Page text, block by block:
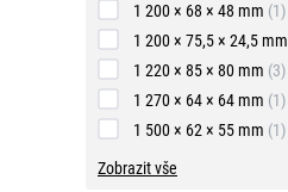
1 200 × 68 × 48 mm (1)
1 200 × 75,5 × 24,5 mm
1 220 × 85 × 80 mm (3)
1 270 × 64 × 64 mm (1)
1 500 × 62 × 55 mm (1)
Zobrazit vše